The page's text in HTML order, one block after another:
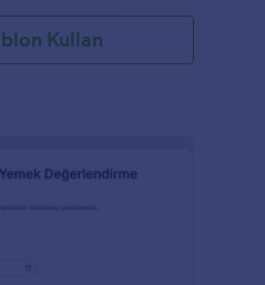
fast food sahipleri için
Kullan